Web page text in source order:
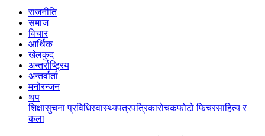
राजनीति
समाज
विचार
आर्थिक
खेलकुद
अन्तर्राष्ट्रिय
अन्तर्वार्ता
मनोरन्जन
थप
शिक्षासुचना प्रविधिस्वास्थ्यपत्रपत्रिकारोचकफोटो फिचरसाहित्य र
कला